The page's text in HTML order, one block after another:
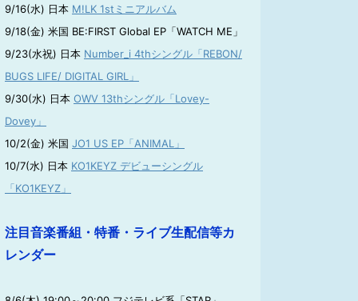
9/16(水) 日本 M!LK 1stミニアルバム
9/18(金) 米国 BE:FIRST Global EP「WATCH ME」
9/23(水祝) 日本 Number_i 4thシングル「REBON/
BUGS LIFE/ DIGITAL GIRL」
9/30(水) 日本 OWV 13thシングル「Lovey-
Dovey」
10/2(金) 米国 JO1 US EP「ANIMAL」
10/7(水) 日本 KO1KEYZ デビューシングル
「KO1KEYZ」
注目音楽番組・特番・ライブ生配信等カ
レンダー